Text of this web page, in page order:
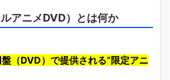
アニメDVD）とは何か
（DVD）で提供される“限定アニ